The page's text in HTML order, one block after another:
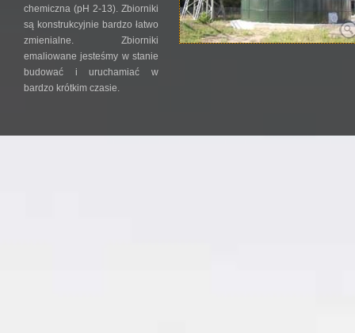
chemiczna (pH 2-13). Zbiorniki
są konstrukcyjnie bardzo łatwo
zmienialne. Zbiorniki
emaliowane jesteśmy w stanie
budować i uruchamiać w
bardzo krótkim czasie.